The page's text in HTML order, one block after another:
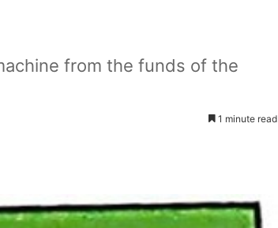
from the funds of the
1 minute read